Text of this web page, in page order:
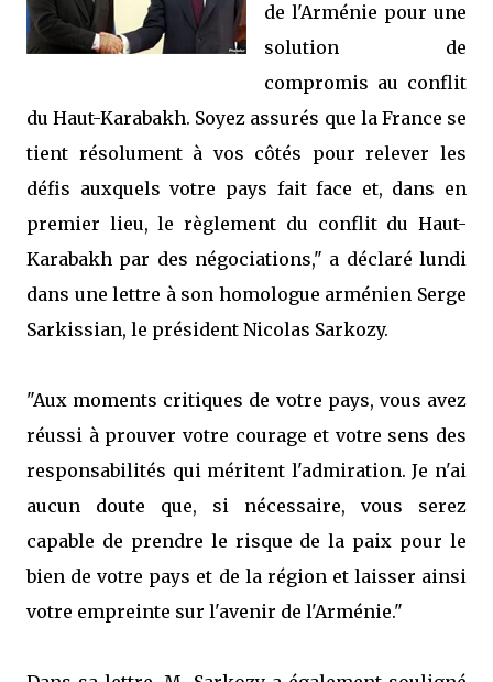
de l'Arménie pour une
solution de
compromis au conflit
du Haut-Karabakh. Soyez assurés que la France se
tient résolument à vos côtés pour relever les
défis auxquels votre pays fait face et, dans en
premier lieu, le règlement du conflit du Haut-
Karabakh par des négociations," a déclaré lundi
dans une lettre à son homologue arménien Serge
Sarkissian, le président Nicolas Sarkozy.
"Aux moments critiques de votre pays, vous avez
réussi à prouver votre courage et votre sens des
responsabilités qui méritent l'admiration. Je n'ai
aucun doute que, si nécessaire, vous serez
capable de prendre le risque de la paix pour le
bien de votre pays et de la région et laisser ainsi
votre empreinte sur l'avenir de l'Arménie."